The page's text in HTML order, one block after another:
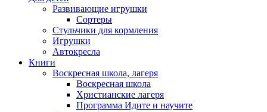
Развивающие игрушки
Сортеры
Стульчики для кормления
Игрушки
Автокресла
Книги
Воскресная школа, лагеря
Воскресная школа
Христианские лагеря
Программа Идите и научите